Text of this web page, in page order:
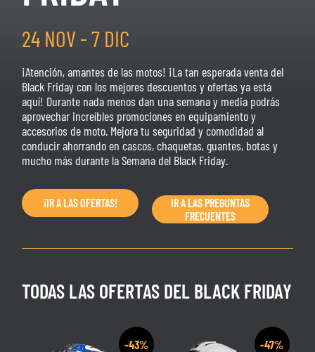
24 NOV - 7 DIC
¡Atención, amantes de las motos! ¡La tan esperada venta del
Black Friday con los mejores descuentos y ofertas ya está
aquí! Durante nada menos dan una semana y media podrás
aprovechar increíbles promociones en equipamiento y
accesorios de moto. Mejora tu seguridad y comodidad al
conducir ahorrando en cascos, chaquetas, guantes, botas y
mucho más durante la Semana del Black Friday.
¡IR A LAS OFERTAS!
IR A LAS PREGUNTAS
FRECUENTES
TODAS LAS OFERTAS DEL BLACK FRIDAY
-43% -47%